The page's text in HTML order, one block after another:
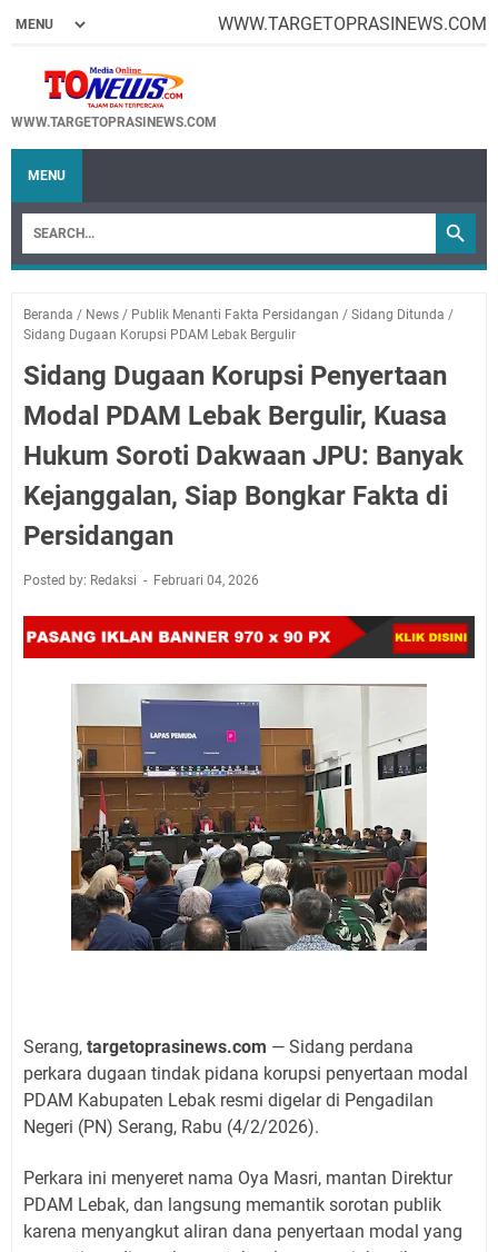
WWW.TARGETOPRASINEWS.COM
WWW.TARGETOPRASINEWS.COM
MENU
Beranda / News / Publik Menanti Fakta Persidangan / Sidang Ditunda /
Sidang Dugaan Korupsi PDAM Lebak Bergulir
Sidang Dugaan Korupsi Penyertaan
Modal PDAM Lebak Bergulir, Kuasa
Hukum Soroti Dakwaan JPU: Banyak
Kejanggalan, Siap Bongkar Fakta di
Persidangan
Posted by: Redaksi Februari 04, 2026
Serang, targetoprasinews.com — Sidang perdana
perkara dugaan tindak pidana korupsi penyertaan modal
PDAM Kabupaten Lebak resmi digelar di Pengadilan
Negeri (PN) Serang, Rabu (4/2/2026).
Perkara ini menyeret nama Oya Masri, mantan Direktur
PDAM Lebak, dan langsung memantik sorotan publik
karena menyangkut aliran dana penyertaan modal yang